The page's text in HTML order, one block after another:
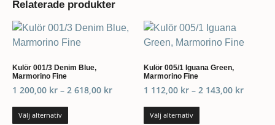
Relaterade produkter
Kulör 001/3 Denim Blue,
Marmorino Fine
1 200,00 kr – 2 618,00 kr
Välj alternativ
Kulör 005/1 Iguana Green,
Marmorino Fine
1 112,00 kr – 2 143,00 kr
Välj alternativ